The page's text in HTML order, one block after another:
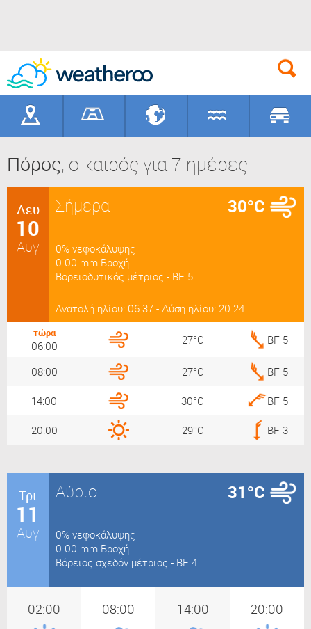
Γεωγραφικά
Πόρος, ο καιρός για 7 ημέρες
Δευ
10
Αυγ
Σήμερα 30°C
0% νεφοκάλυψης
0.00 mm Βροχή
Βορειοδυτικός μέτριος - BF 5
Ανατολή ηλίου: 06.37 - Δύση ηλίου: 20.24
τώρα
06:00 27°C BF 5
08:00 27°C BF 5
14:00 30°C BF 5
20:00 29°C BF 3
Τρι
11
Αυγ
Αύριο 31°C
0% νεφοκάλυψης
0.00 mm Βροχή
Βόρειος σχεδόν μέτριος - BF 4
02:00 08:00 14:00 20:00